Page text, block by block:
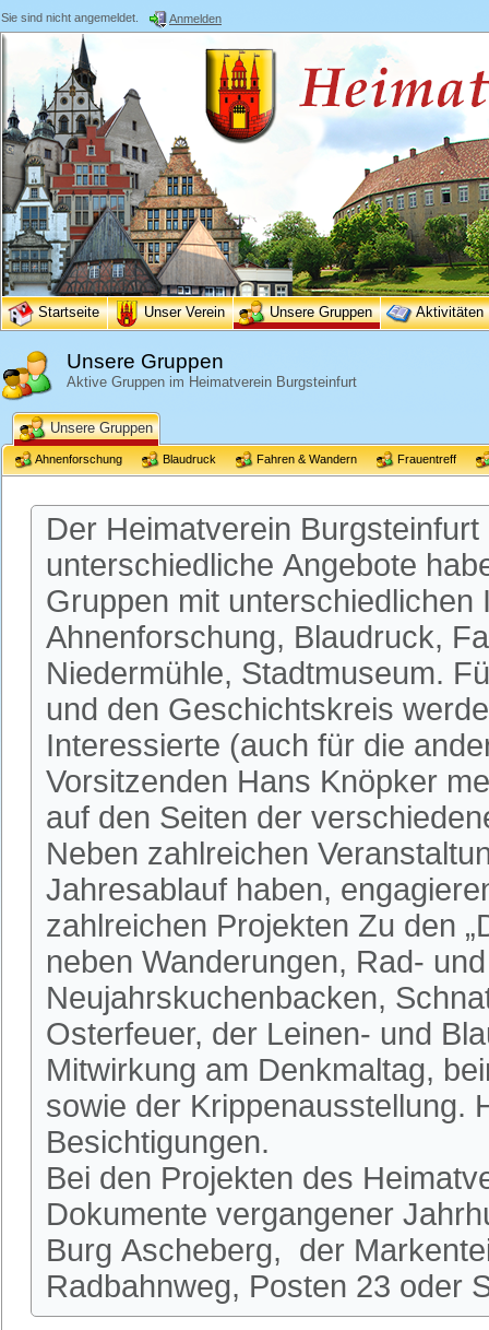
Sie sind nicht angemeldet. Anmelden
Startseite Unser Verein Unsere Gruppen Aktivitäten
Unsere Gruppen
Aktive Gruppen im Heimatverein Burgsteinfurt
Unsere Gruppen
Ahnenforschung Blaudruck Fahren & Wandern Frauentreff
Der Heimatverein
unterschiedliche Angebote
Gruppen mit
Ahnenforschung, Blaudruck,
Niedermühle, Stadtmuseum.
und den Geschichtskreis
Interessierte (auch für die
Vorsitzenden Hans Knöpker
auf den Seiten der
Neben zahlreichen
Jahresablauf haben,
zahlreichen Projekten Zu den
neben Wanderungen, Rad-
Neujahrskuchenbacken,
Osterfeuer, der Leinen- und
Mitwirkung am Denkmaltag,
sowie der Krippenausstellung.
Besichtigungen.
Bei den Projekten des
Dokumente vergangener
Burg Ascheberg, der
Radbahnweg, Posten 23 oder